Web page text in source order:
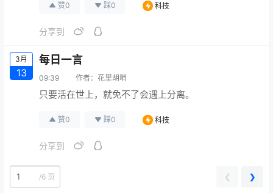
赞0 踩0 科技
分享到
3月
13
每日一言
09:39 作者： 花里胡哨
只要活在世上，就免不了会遇上分离。
赞0 踩0 科技
分享到
/6 页 ❮ ❯